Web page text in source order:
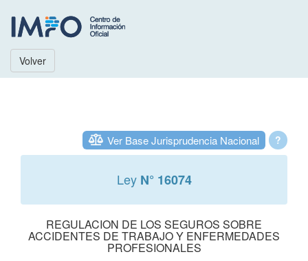
Volver
?
Ver Base Jurisprudencia Nacional
Ley N° 16074
REGULACION DE LOS SEGUROS SOBRE
ACCIDENTES DE TRABAJO Y ENFERMEDADES
PROFESIONALES